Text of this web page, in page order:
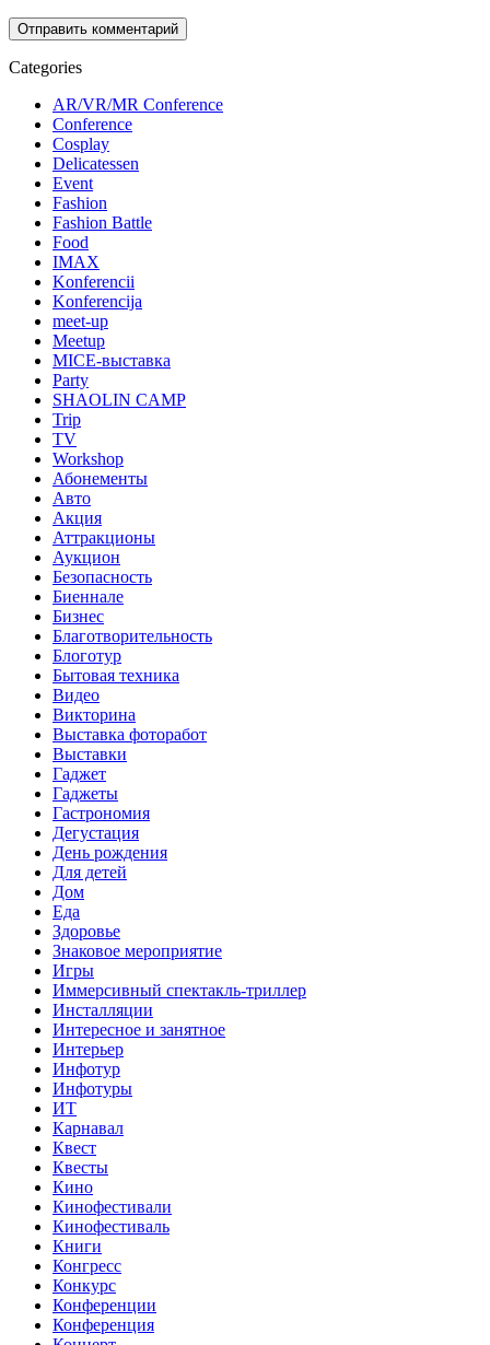
Categories
AR/VR/MR Conference
Conference
Cosplay
Delicatessen
Event
Fashion
Fashion Battle
Food
IMAX
Konferencii
Konferencija
meet-up
Meetup
MICE-выставка
Party
SHAOLIN CAMP
Trip
TV
Workshop
Абонементы
Авто
Акция
Аттракционы
Аукцион
Безопасность
Биеннале
Бизнес
Благотворительность
Блоготур
Бытовая техника
Видео
Викторина
Выставка фоторабот
Выставки
Гаджет
Гаджеты
Гастрономия
Дегустация
День рождения
Для детей
Дом
Еда
Здоровье
Знаковое мероприятие
Игры
Иммерсивный спектакль-триллер
Инсталляции
Интересное и занятное
Интерьер
Инфотур
Инфотуры
ИТ
Карнавал
Квест
Квесты
Кино
Кинофестивали
Кинофестиваль
Книги
Конгресс
Конкурс
Конференции
Конференция